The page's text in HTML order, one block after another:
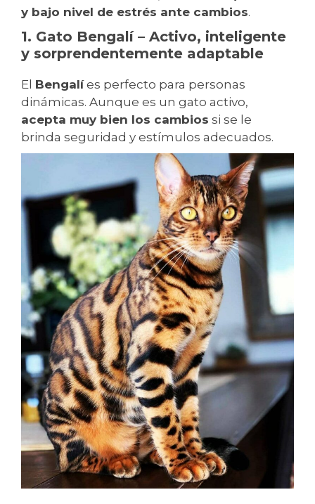
y bajo nivel de estrés ante cambios.
1. Gato Bengalí – Activo, inteligente
y sorprendentemente adaptable
El Bengalíes perfecto para personas
dinámicas. Aunque es un gato activo,
acepta muy bien los cambios si se le
brinda seguridad y estímulos adecuados.